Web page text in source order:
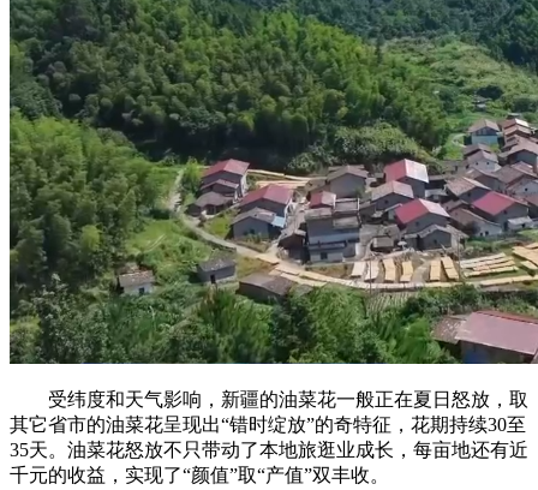
受纬度和天气影响，新疆的油菜花一般正在夏日怒放，取
其它省市的油菜花呈现出“错时绽放”的奇特征，花期持续30至
35天。油菜花怒放不只带动了本地旅逛业成长，每亩地还有近
千元的收益，实现了“颜值”取“产值”双丰收。